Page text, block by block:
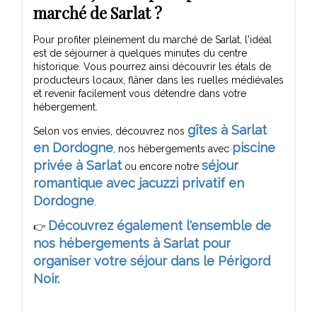
marché de Sarlat ?
Pour profiter pleinement du marché de Sarlat, l'idéal
est de séjourner à quelques minutes du centre
historique. Vous pourrez ainsi découvrir les étals de
producteurs locaux, flâner dans les ruelles médiévales
et revenir facilement vous détendre dans votre
hébergement.
Selon vos envies, découvrez nos gîtes à Sarlat
en Dordogne , nos hébergements avec piscine
privée à Sarlatou encore notre séjour
romantique avec jacuzzi privatif en
Dordogne
👉 Découvrez également l'ensemble de
nos hébergements à Sarlat pour
organiser votre séjour dans le Périgord
Noir.